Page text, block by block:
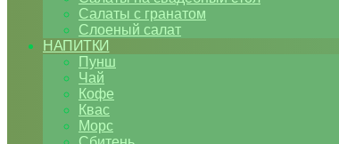
Салаты с гранатом
Слоеный салат
НАПИТКИ
Пунш
Чай
Кофе
Квас
Морс